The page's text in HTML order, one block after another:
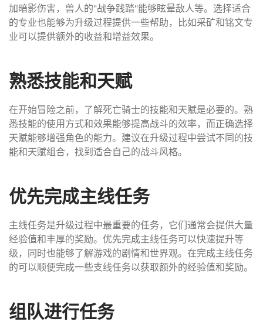
加暗影伤害，兽人的"战争践踏"能够眩晕敌人等。选择适合
的专业也能够为升级过程提供一些帮助，比如采矿和铭文专
业可以提供额外的收益和增益效果。
熟悉技能和天赋
在开始冒险之前，了解死亡骑士的技能和天赋是必要的。熟
悉技能的使用方式和效果能够提高战斗的效率，而正确选择
天赋能够增强角色的能力。建议在升级过程中尝试不同的技
能和天赋组合，找到适合自己的战斗风格。
优先完成主线任务
主线任务是升级过程中最重要的任务，它们通常会提供大量
经验值和丰厚的奖励。优先完成主线任务可以快速提升等
级，同时也能够了解游戏的剧情和世界观。在完成主线任务
的可以顺便完成一些支线任务以获取额外的经验值和奖励。
组队进行任务